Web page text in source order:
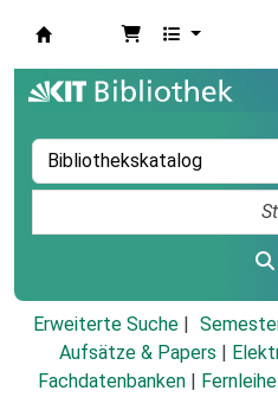
Erweiterte Suche
Aufsätze & Papers
Fachdatenbanken
Fernleihe